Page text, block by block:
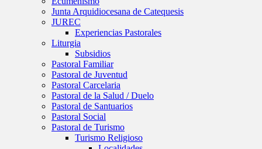
Junta Arquidiocesana de Catequesis
JUREC
Experiencias Pastorales
Liturgia
Subsidios
Pastoral Familiar
Pastoral de Juventud
Pastoral Carcelaria
Pastoral de la Salud / Duelo
Pastoral de Santuarios
Pastoral Social
Pastoral de Turismo
Turismo Religioso